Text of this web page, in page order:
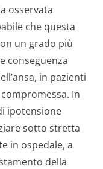
osservata
che questa
un grado più
conseguenza
in pazienti
In
ipotensione
sotto stretta
in ospedale, a
della